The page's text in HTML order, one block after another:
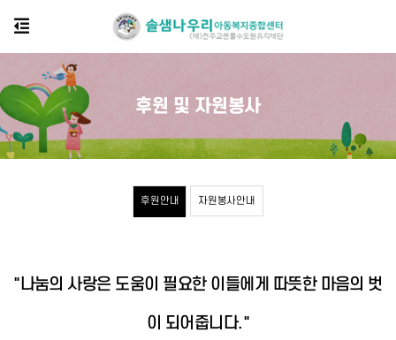
후원안내 자원봉사안내
후원 및 자원봉사
"나눔의 사랑은 도움이 필요한 이들에게 따뜻한 마음의 벗
이 되어줍니다."